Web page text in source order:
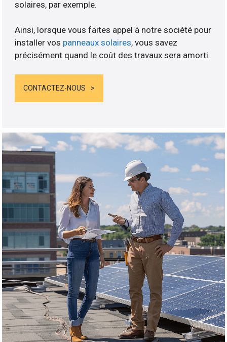
solaires, par exemple.
Ainsi, lorsque vous faites appel à notre société pour
installer vos panneaux solaires, vous savez
précisément quand le coût des travaux sera amorti.
CONTACTEZ-NOUS